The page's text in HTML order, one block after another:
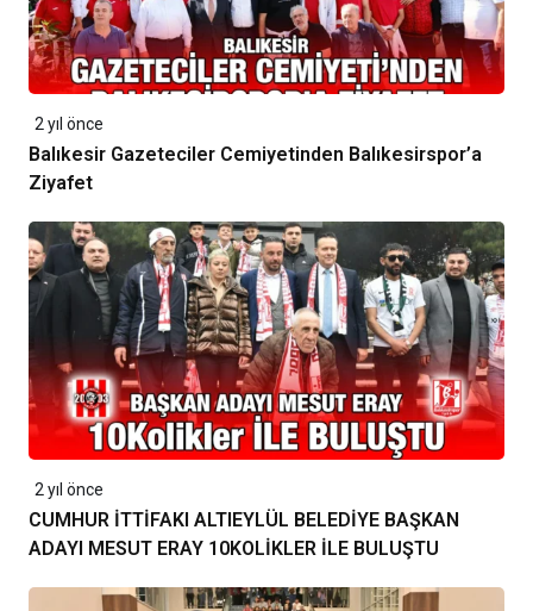
2 yıl önce
Balıkesir Gazeteciler Cemiyetinden Balıkesirspor’a
Ziyafet
2 yıl önce
CUMHUR İTTİFAKI ALTIEYLÜL BELEDİYE BAŞKAN
ADAYI MESUT ERAY 10KOLİKLER İLE BULUŞTU